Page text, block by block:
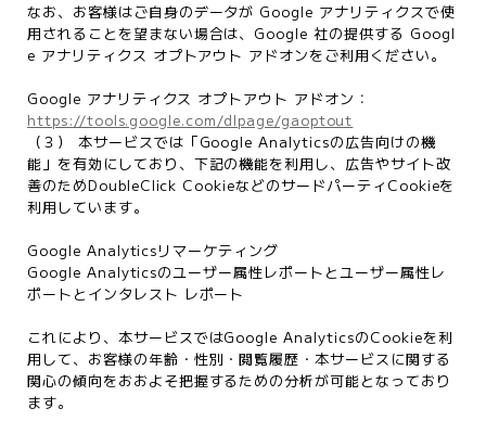
なお、お客様はご自身のデータが Google アナリティクスで使
用されることを望まない場合は、Google 社の提供する Googl
e アナリティクス オプトアウト アドオンをご利用ください。
Google アナリティクス オプトアウト アドオン：
https://tools.google.com/dlpage/gaoptout
（３） 本サービスでは「Google Analyticsの広告向けの機
能」を有効にしており、下記の機能を利用し、広告やサイト改
善のためDoubleClick CookieなどのサードパーティCookieを
利用しています。
Google Analyticsリマーケティング
Google Analyticsのユーザー属性レポートとユーザー属性レ
ポートとインタレスト レポート
これにより、本サービスではGoogle AnalyticsのCookieを利
用して、お客様の年齢・性別・閲覧履歴・本サービスに関する
関心の傾向をおおよそ把握するための分析が可能となっており
ます。